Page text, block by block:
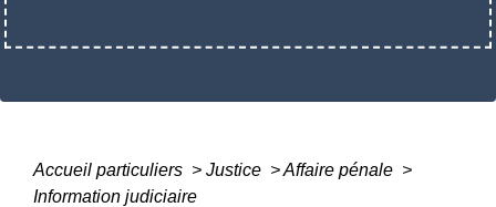
Accueil particuliers > Justice >Affaire pénale >
Information judiciaire